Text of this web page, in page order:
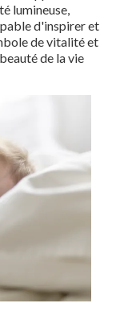
lumineuse,
d'inspirer et
de vitalité et
de la vie